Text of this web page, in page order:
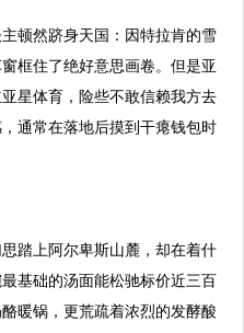
顿然跻身天国：因特拉肯的雪
框住了绝好意思画卷。但是亚
星体育，险些不敢信赖我方去
通常在落地后摸到干瘪钱包时
踏上阿尔卑斯山麓，却在着什
基础的汤面能松驰标价近三百
暖锅，更荒疏着浓烈的发酵酸